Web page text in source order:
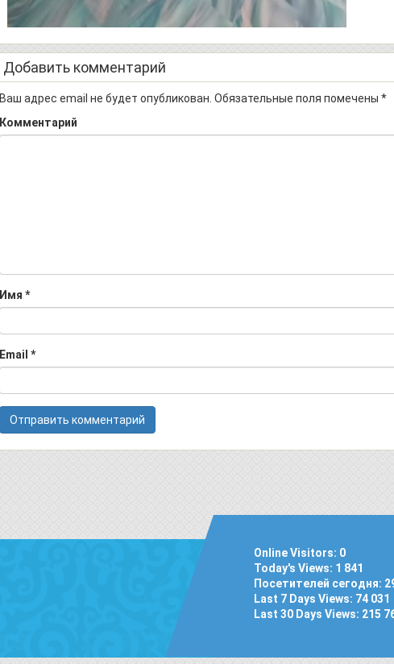
Добавить комментарий
Ваш адрес email не будет опубликован. Обязательные поля помечены *
Комментарий
Имя *
Email *
Online Visitors: 0
Today's Views: 1 841
Посетителей сегодня:
Last 7 Days Views: 74 031
Last 30 Days Views: 215